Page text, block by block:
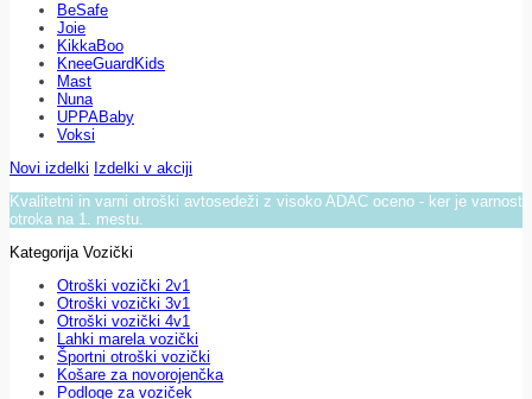
BeSafe
Joie
KikkaBoo
KneeGuardKids
Mast
Nuna
UPPABaby
Voksi
Novi izdelki Izdelki v akciji
Kvalitetni in varni otroški avtosedeži z visoko ADAC oceno - ker je varnost
otroka na 1. mestu.
Kategorija Vozički
Otroški vozički 2v1
Otroški vozički 3v1
Otroški vozički 4v1
Lahki marela vozički
Športni otroški vozički
Košare za novorojenčka
Podloge za voziček